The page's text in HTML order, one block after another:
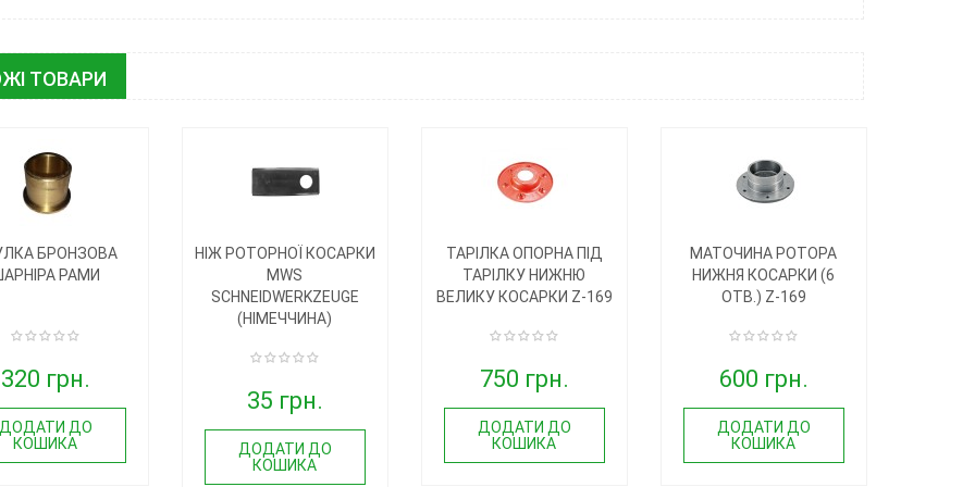
ТОВАРИ
БРОНЗОВА
РАМИ
320 грн.
ДОДАТИ ДО
КОШИКА
НІЖ РОТОРНОЇ КОСАРКИ
MWS
SCHNEIDWERKZEUGE
(НІМЕЧЧИНА)
35 грн.
ДОДАТИ ДО
КОШИКА
ТАРІЛКА ОПОРНА ПІД
ТАРІЛКУ НИЖНЮ
ВЕЛИКУ КОСАРКИ Z-169
750 грн.
ДОДАТИ ДО
КОШИКА
МАТОЧИНА РОТОРА
НИЖНЯ КОСАРКИ (6
ОТВ.) Z-169
600 грн.
ДОДАТИ ДО
КОШИКА